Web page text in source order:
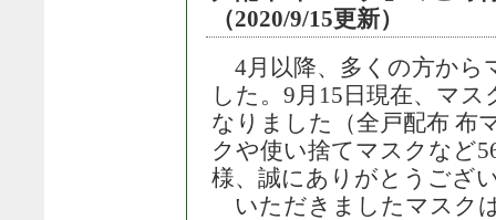
（2020/9/15更新）
4月以降、多くの方から
した。9月15日現在、マ
なりました（全戸配布 布
クや使い捨てマスクなど
様、誠にありがとうござ
いただきましたマスク